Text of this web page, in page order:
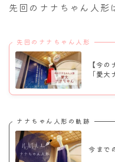
先回のナナちゃん人形
先回のナナちゃん人形
【今
「愛
ナナちゃん人形の軌跡
今まで